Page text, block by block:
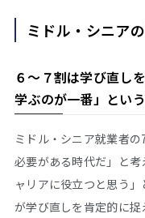
ミドル・シニア
６～７割は学び直し
学ぶのが一番」とい
ミドル・シニア就業者
必要がある時代だ」と
ャリアに役立つと思う
が学び直しを肯定的に